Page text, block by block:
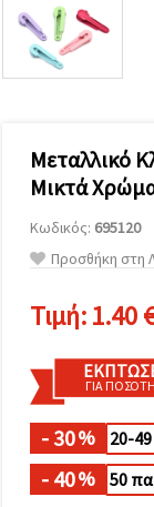
επισκεψιμότητα
και να
προβάλλουμε
πιο σχετικό
περιεχόμενο
άλλων με
τη βοήθεια
μας για
χρησιμοποιήσετε
όλα τα
cookies
κάνοντας
κλικ στον
ιστότοπο!
καθορίστε
Μεταλλικό
Μικτά
Κωδικός: 695120
Προσθήκη στη
Τιμή:1.40
ΓΙΑ
- 30% 20-
- 40% 50